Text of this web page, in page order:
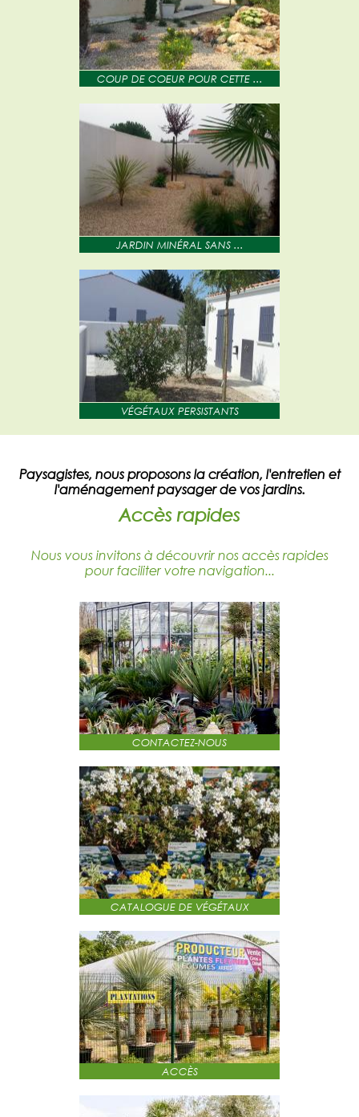
COUP DE COEUR POUR CETTE ...
JARDIN MINÉRAL SANS ...
VÉGÉTAUX PERSISTANTS
Paysagistes, nous proposons la création, l'entretien et
l'aménagement paysager de vos jardins.
Accès rapides
Nous vous invitons à découvrir nos accès rapides
pour faciliter votre navigation...
CONTACTEZ-NOUS
CATALOGUE DE VÉGÉTAUX
ACCÈS